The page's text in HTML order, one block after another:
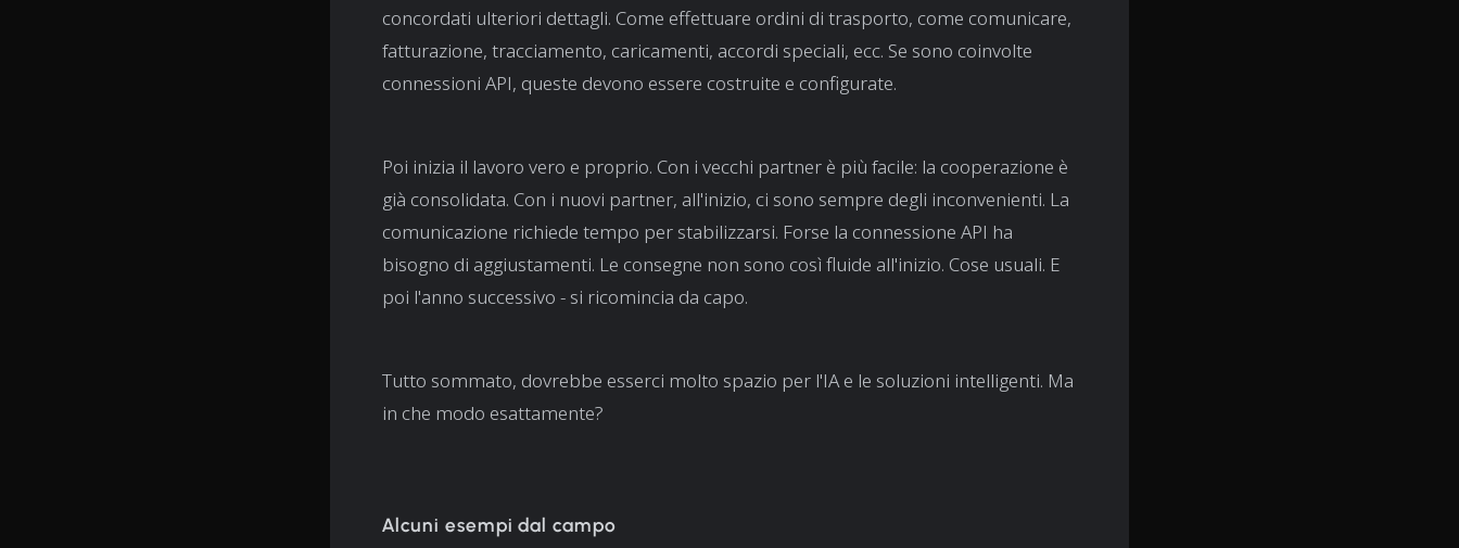
concordati ulteriori dettagli. Come effettuare ordini di trasporto, come comunicare,
fatturazione, tracciamento, caricamenti, accordi speciali, ecc. Se sono coinvolte
connessioni API, queste devono essere costruite e configurate.
Poi inizia il lavoro vero e proprio. Con i vecchi partner è più facile: la cooperazione è
già consolidata. Con i nuovi partner, all'inizio, ci sono sempre degli inconvenienti. La
comunicazione richiede tempo per stabilizzarsi. Forse la connessione API ha
bisogno di aggiustamenti. Le consegne non sono così fluide all'inizio. Cose usuali. E
poi l'anno successivo - si ricomincia da capo.
Tutto sommato, dovrebbe esserci molto spazio per l'IA e le soluzioni intelligenti. Ma
in che modo esattamente?
Alcuni esempi dal campo